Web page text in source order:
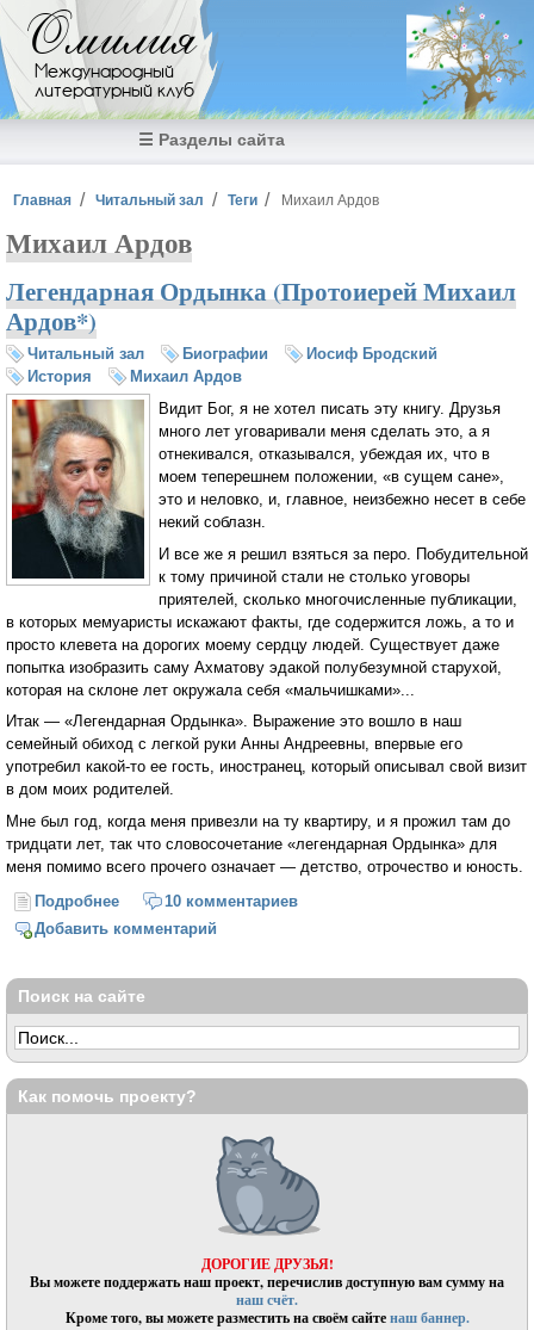
Перейти к основному содержанию
Омилия
Международный
литературный клуб
☰ Разделы сайта
Вы здесь
Главная Читальный зал Теги Михаил Ардов
Михаил Ардов
Легендарная Ордынка (Протоиерей Михаил
Ардов*)
Читальный зал Биографии
Иосиф Бродский
История
Михаил Ардов
Видит Бог, я не хотел писать эту книгу. Друзья
много лет уговаривали меня сделать это, а я
отнекивался, отказывался, убеждая их, что в
моем теперешнем положении, «в сущем сане»,
это и неловко, и, главное, неизбежно несет в себе
некий соблазн.
И все же я решил взяться за перо. Побудительной
к тому причиной стали не столько уговоры
приятелей, сколько многочисленные публикации,
в которых мемуаристы искажают факты, где содержится ложь, а то и
просто клевета на дорогих моему сердцу людей. Существует даже
попытка изобразить саму Ахматову эдакой полубезумной старухой,
которая на склоне лет окружала себя «мальчишками»...
Итак — «Легендарная Ордынка». Выражение это вошло в наш
семейный обиход с легкой руки Анны Андреевны, впервые его
употребил какой-то ее гость, иностранец, который описывал свой визит
в дом моих родителей.
Мне был год, когда меня привезли на ту квартиру, и я прожил там до
тридцати лет, так что словосочетание «легендарная Ордынка» для
меня помимо всего прочего означает — детство, отрочество и юность.
Подробнее о Легендарная Ордынка (Протоиерей Михаил
Ардов*)
10 комментариев
Добавить комментарий
Поиск на сайте
Как помочь проекту?
ДОРОГИЕ ДРУЗЬЯ!
Вы можете поддержать наш проект, перечислив доступную вам сумму на
наш счёт.
Кроме того, вы можете разместить на своём сайтенаш баннер.